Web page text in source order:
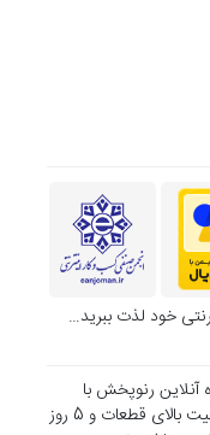
خود لذت ببرید…
آنلاین رنوپخش با
پایبندی به 3 اصل کلیدی قیمت مناسب، کیفیت بالای قطعات و 5 روز